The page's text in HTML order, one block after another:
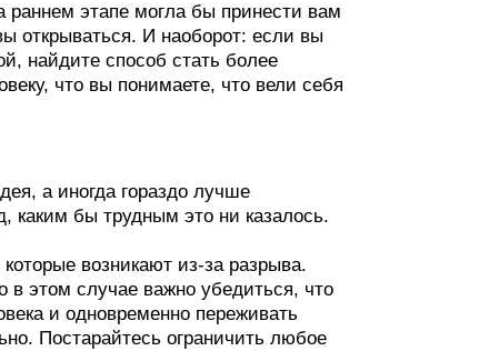
раннем этапе могла бы принести вам
открываться. И наоборот: если вы
найдите способ стать более
что вы понимаете, что вели себя
а иногда гораздо лучше
каким бы трудным это ни казалось.
возникают из‑за разрыва.
в этом случае важно убедиться, что
и одновременно переживать
Постарайтесь ограничить любое